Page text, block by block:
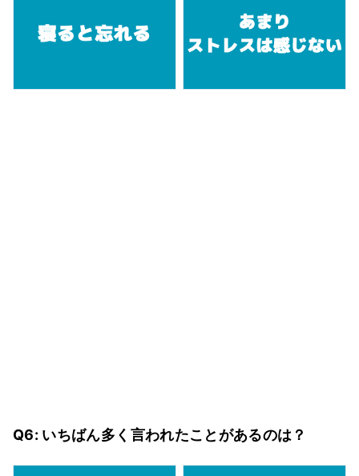
Q6: いちばん多く言われたことがあるのは？